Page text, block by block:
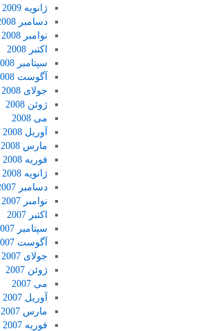
ژانویه 2009
دسامبر 2008
نوامبر 2008
اکتبر 2008
سپتامبر 2008
آگوست 2008
جولای 2008
ژوئن 2008
می 2008
آوریل 2008
مارس 2008
فوریه 2008
ژانویه 2008
دسامبر 2007
نوامبر 2007
اکتبر 2007
سپتامبر 2007
آگوست 2007
جولای 2007
ژوئن 2007
می 2007
آوریل 2007
مارس 2007
فوریه 2007